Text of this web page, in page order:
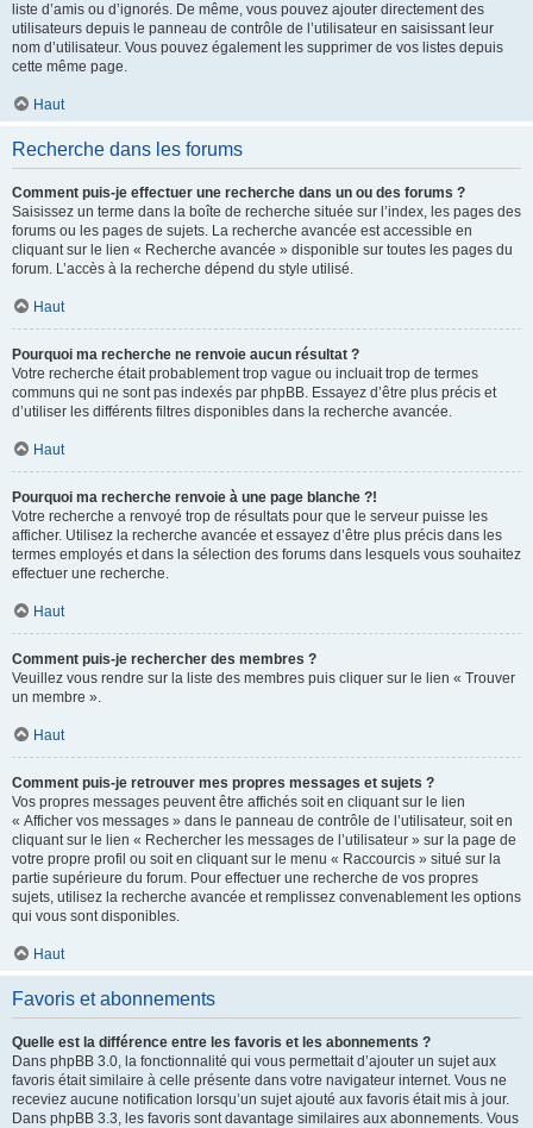
liste d’amis ou d’ignorés. De même, vous pouvez ajouter directement des
utilisateurs depuis le panneau de contrôle de l’utilisateur en saisissant leur
nom d’utilisateur. Vous pouvez également les supprimer de vos listes depuis
cette même page.
Haut
Recherche dans les forums
Comment puis-je effectuer une recherche dans un ou des forums ?
Saisissez un terme dans la boîte de recherche située sur l’index, les pages des
forums ou les pages de sujets. La recherche avancée est accessible en
cliquant sur le lien « Recherche avancée » disponible sur toutes les pages du
forum. L’accès à la recherche dépend du style utilisé.
Haut
Pourquoi ma recherche ne renvoie aucun résultat ?
Votre recherche était probablement trop vague ou incluait trop de termes
communs qui ne sont pas indexés par phpBB. Essayez d’être plus précis et
d’utiliser les différents filtres disponibles dans la recherche avancée.
Haut
Pourquoi ma recherche renvoie à une page blanche ?!
Votre recherche a renvoyé trop de résultats pour que le serveur puisse les
afficher. Utilisez la recherche avancée et essayez d’être plus précis dans les
termes employés et dans la sélection des forums dans lesquels vous souhaitez
effectuer une recherche.
Haut
Comment puis-je rechercher des membres ?
Veuillez vous rendre sur la liste des membres puis cliquer sur le lien « Trouver
un membre ».
Haut
Comment puis-je retrouver mes propres messages et sujets ?
Vos propres messages peuvent être affichés soit en cliquant sur le lien
« Afficher vos messages » dans le panneau de contrôle de l’utilisateur, soit en
cliquant sur le lien « Rechercher les messages de l’utilisateur » sur la page de
votre propre profil ou soit en cliquant sur le menu « Raccourcis » situé sur la
partie supérieure du forum. Pour effectuer une recherche de vos propres
sujets, utilisez la recherche avancée et remplissez convenablement les options
qui vous sont disponibles.
Haut
Favoris et abonnements
Quelle est la différence entre les favoris et les abonnements ?
Dans phpBB 3.0, la fonctionnalité qui vous permettait d’ajouter un sujet aux
favoris était similaire à celle présente dans votre navigateur internet. Vous ne
receviez aucune notification lorsqu’un sujet ajouté aux favoris était mis à jour.
Dans phpBB 3.3, les favoris sont davantage similaires aux abonnements. Vous